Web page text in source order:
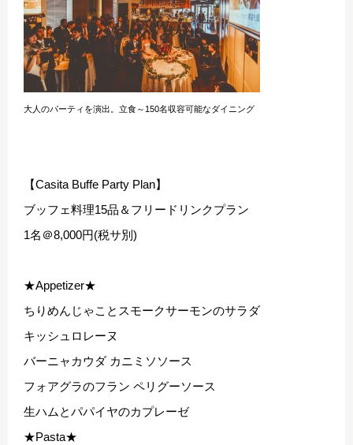
大人のパーティを演出。立食～150名収容可能なダイニング
【Casita Buffe Party Plan】
ブッフェ料理15品＆フリードリンクプラン
1名＠8,000円(税サ別)
★Appetizer★
ちりめんじゃことスモークサーモンのサラダ
キッシュロレーヌ
バーニャカウダ カニミソソース
フォアグラのフラン ペリグーソース
生ハムとパパイヤのカプレーゼ
★Pasta★